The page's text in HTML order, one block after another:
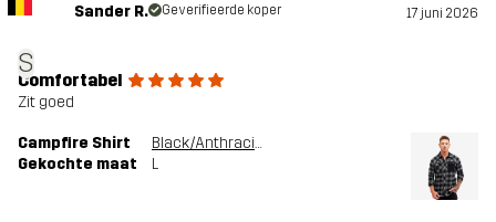
S
Sander R. Geverifieerde koper 17 juni 2026
Comfortabel
Zit goed
Campfire Shirt
Black/Anthracite
Gekochte maat
L